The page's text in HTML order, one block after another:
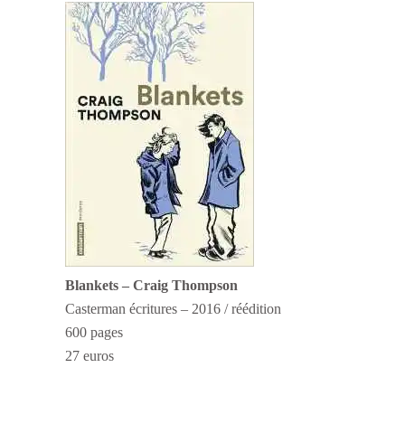
Blankets – Craig Thompson
Casterman écritures – 2016 / réédition
600 pages
27 euros